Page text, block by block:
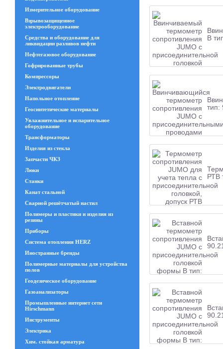
Измерительное оборудование
Взрывозащищенное
электрооборудование
Средства и оборудование для
ликвидации разливов нефти
Нефтегазовое оборудование
Гофрированные трубы
Компрессоры
Электродвигатели
Напольное отопление
Геосинтетические материалы
Увлажнительное и испарительное
оборудование
Трансформаторы
Изделия из стекла
Запчасти ЧКЗ
Люки
Станки
Канат стальной
Сварной решётчатый настил
Полимеры и пластики и изделия из
резины
Приборы
Система отопления HERZ
Иностранные бренды
Полимерные материалы для устройства
полов
Геодезическое оборудование
Газоанализаторы
Промышленные интернет сети
Hirschmann
Инструменты
Электрика
Хим. стойкая арматура
В
тип:
РТВ